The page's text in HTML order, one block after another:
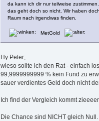
da kann ich dir nur teilweise
das geht doch so nicht. Wir haben
Raum nach irgendwas finden.
MetGold
Hy Peter;
wieso sollte ich den Rat - einfach
99,9999999999 % kein Fund zu
sauer verdientes Geld doch nicht
Ich find der Vergleich kommt
Die Chance sind NICHT gleich